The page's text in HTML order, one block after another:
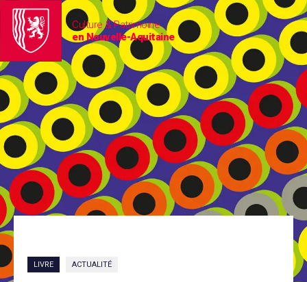
Culture & Patrimoine
en Nouvelle-Aquitaine
LIVRE ACTUALITÉ